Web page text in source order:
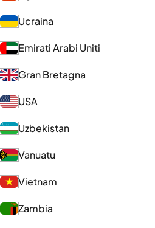
Ucraina
Emirati Arabi Uniti
Gran Bretagna
USA
Uzbekistan
Vanuatu
Vietnam
Zambia